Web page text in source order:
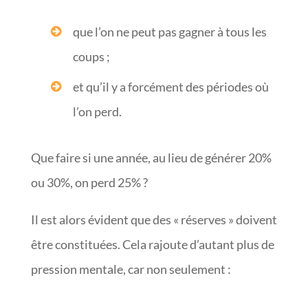
que l’on ne peut pas gagner à tous les
coups ;
et qu’il y a forcément des périodes où
l’on perd.
Que faire si une année, au lieu de générer 20%
ou 30%, on perd 25% ?
Il est alors évident que des « réserves » doivent
être constituées. Cela rajoute d’autant plus de
pression mentale, car non seulement :